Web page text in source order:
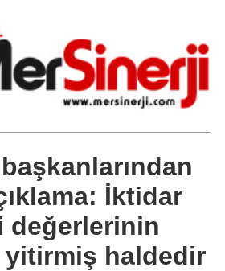
İktidar
değerlerinin
yitirmiş haldedir